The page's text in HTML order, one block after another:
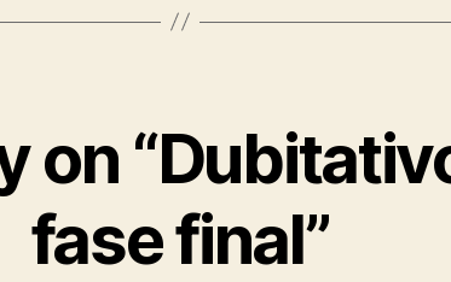
on
fase final”